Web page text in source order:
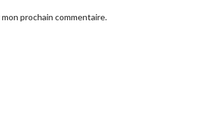
prochain commentaire.